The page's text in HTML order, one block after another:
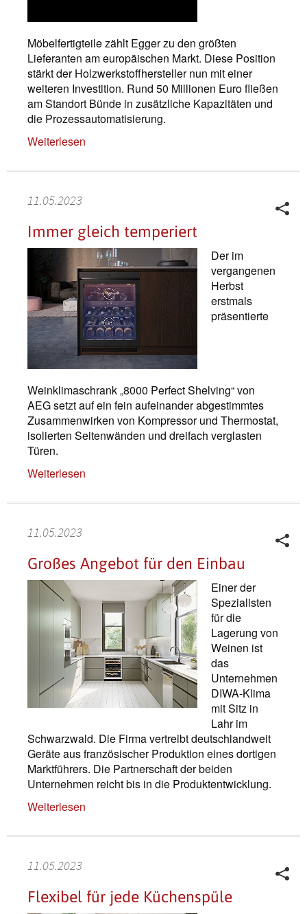
Möbelfertigteile zählt Egger zu den größten
Lieferanten am europäischen Markt. Diese Position
stärkt der Holzwerkstoffhersteller nun mit einer
weiteren Investition. Rund 50 Millionen Euro fließen
am Standort Bünde in zusätzliche Kapazitäten und
die Prozessautomatisierung.
Weiterlesen
11.05.2023
Immer gleich temperiert
Der im
vergangenen
Herbst
erstmals
präsentierte
Weinklimaschrank „8000 Perfect Shelving“ von
AEG setzt auf ein fein aufeinander abgestimmtes
Zusammenwirken von Kompressor und Thermostat,
isolierten Seitenwänden und dreifach verglasten
Türen.
Weiterlesen
11.05.2023
Großes Angebot für den Einbau
Einer der
Spezialisten
für die
Lagerung von
Weinen ist
das
Unternehmen
DIWA-Klima
mit Sitz in
Lahr im
Schwarzwald. Die Firma vertreibt deutschlandweit
Geräte aus französischer Produktion eines dortigen
Marktführers. Die Partnerschaft der beiden
Unternehmen reicht bis in die Produktentwicklung.
Weiterlesen
11.05.2023
Flexibel für jede Küchenspüle